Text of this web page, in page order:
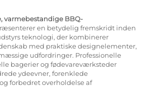
varmebestandige BBQ-
en betydelig fremskridt inden
teknologi, der kombinerer
med praktiske designelementer,
udfordringer. Professionelle
bagerier og fødevareværksteder
ydeevner, forenklede
forbedret overholdelse af